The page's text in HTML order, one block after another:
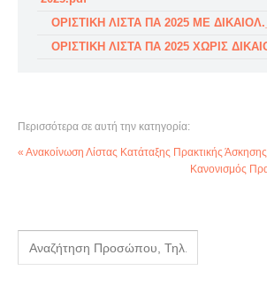
ΟΡΙΣΤΙΚΗ ΛΙΣΤΑ ΠΑ 2025 ΜΕ
ΟΡΙΣΤΙΚΗ ΛΙΣΤΑ ΠΑ 2025 ΧΩΡΙΣ
Περισσότερα σε αυτή την κατηγορία:
« Ανακοίνωση Λίστας Κατάταξης Πρακτικής
Κανονισμός